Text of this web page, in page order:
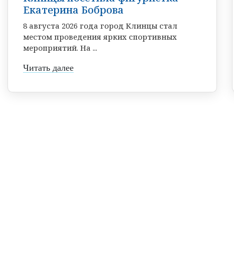
Екатерина Боброва
8 августа 2026 года город Клинцы стал
местом проведения ярких спортивных
мероприятий. На ...
Читать далее